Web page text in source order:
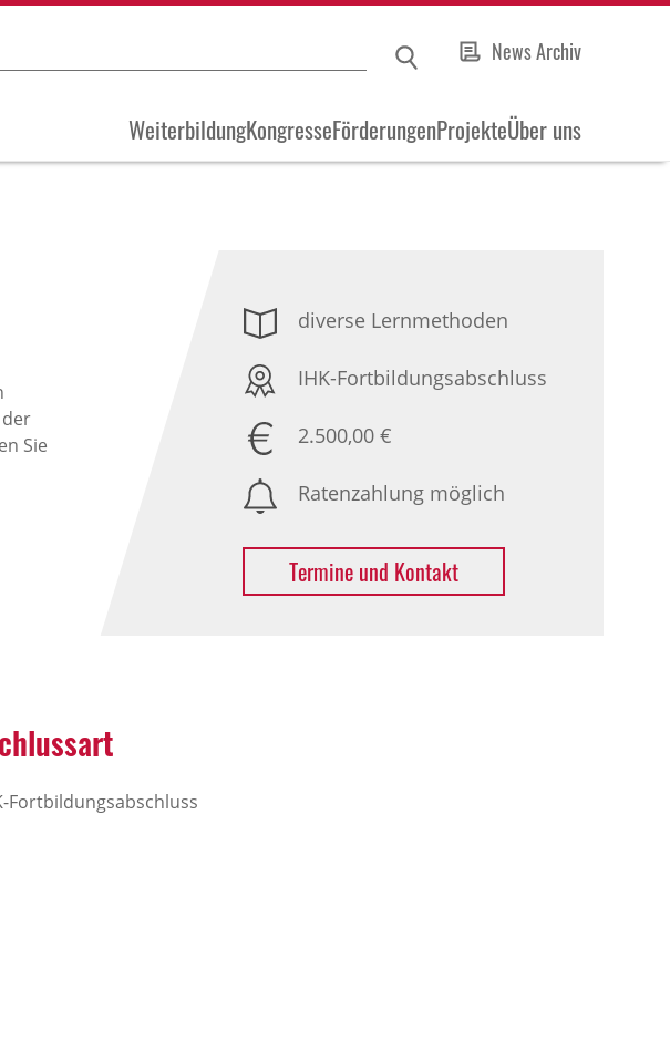
News Archiv
WeiterbildungKongresseFörderungenProjekteÜber uns
Sie
diverse Lernmethoden
IHK-Fortbildungsabschluss
2.500,00 €
Ratenzahlung möglich
Termine und Kontakt
Fortbildungsabschluss